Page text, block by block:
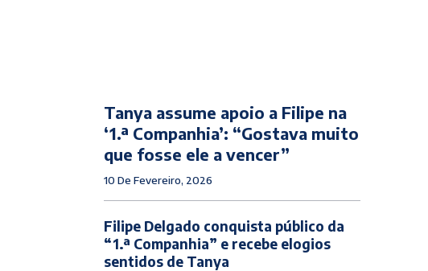
Tanya assume apoio a Filipe na
‘1.ª Companhia’: “Gostava muito
que fosse ele a vencer”
10 De Fevereiro, 2026
Filipe Delgado conquista público da
“1.ª Companhia” e recebe elogios
sentidos de Tanya